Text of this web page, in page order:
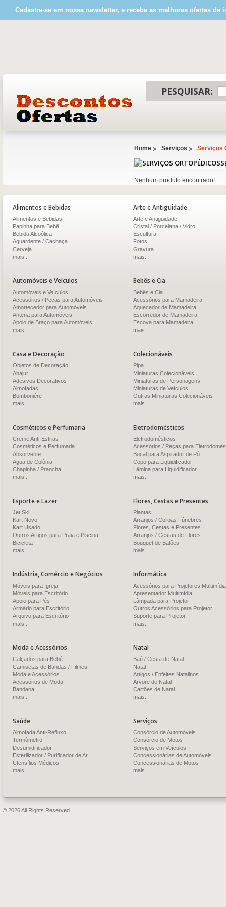
Cadastre-se em nossa newsletter, e receba as melhores ofertas da
PESQUISAR:
Home Serviços Serviços
Nenhum produto encontrado!
Alimentos e Bebidas
Alimentos e Bebidas
Papinha para Bebê
Bebida Alcoólica
Aguardente / Cachaça
Cerveja
mais..
Arte e Antiguidade
Arte e Antiguidade
Cristal / Porcelana / Vidro
Escultura
Fotos
Gravura
mais..
Automóveis e Veículos
Automóveis e Veículos
Acessórios / Peças para Automóveis
Amortecedor para Automóveis
Antena para Automóveis
Apoio de Braço para Automóveis
mais..
Bebês e Cia
Bebês e Cia
Acessórios para Mamadeira
Aquecedor de Mamadeira
Escorredor de Mamadeira
Escova para Mamadeira
mais..
Casa e Decoração
Objetos de Decoração
Abajur
Adesivos Decorativos
Almofadas
Bomboniére
mais..
Colecionáveis
Pipa
Miniaturas Colecionáveis
Miniaturas de Personagens
Miniaturas de Veículos
Outras Miniaturas Colecionáveis
mais..
Cosméticos e Perfumaria
Creme Anti-Estrias
Cosméticos e Perfumaria
Absorvente
Água de Colônia
Chapinha / Prancha
mais..
Eletrodomésticos
Eletrodomésticos
Acessórios / Peças para
Bocal para Aspirador de Pó
Copo para Liquidificador
Lâmina para Liquidificador
mais..
Esporte e Lazer
Jet Ski
Kart Novo
Kart Usado
Outros Artigos para Praia e Piscina
Bicicleta
mais..
Flores, Cestas e Presentes
Plantas
Arranjos / Coroas Fúnebres
Flores, Cestas e Presentes
Arranjos / Cestas de Flores
Bouquet de Balões
mais..
Indústria, Comércio e Negócios
Móveis para Igreja
Móveis para Escritório
Apoio para Pés
Armário para Escritório
Arquivo para Escritório
mais..
Informática
Acessórios para Projetores Multimídia
Apresentador Multimídia
Lâmpada para Projetor
Outros Acessórios para Projetor
Suporte para Projetor
mais..
Moda e Acessórios
Calçados para Bebê
Camisetas de Bandas / Filmes
Moda e Acessórios
Acessórios de Moda
Bandana
mais..
Natal
Baú / Cesta de Natal
Natal
Artigos / Enfeites Natalinos
Árvore de Natal
Cartões de Natal
mais..
Saúde
Almofada Anti-Refluxo
Termômetro
Desumidificador
Esterilizador / Purificador de Ar
Utensílios Médicos
mais..
Serviços
Consórcio de Automóveis
Consórcio de Motos
Serviços em Veículos
Concessionárias de Automóveis
Concessionárias de Motos
mais..
© 2026 All Rights Reserved.